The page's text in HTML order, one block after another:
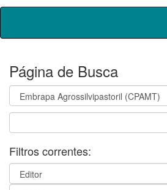
Skip
Página de Busca
Filtros correntes: